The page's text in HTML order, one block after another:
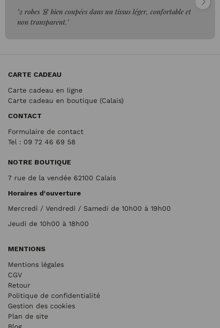
"2 robes 👗 bien coupées dans un tissus léger, confortable et
non transparent."
CARTE CADEAU
Carte cadeau en ligne
Carte cadeau en boutique (Calais)
CONTACT
Formulaire de contact
Tel : 09 72 46 69 58
NOTRE BOUTIQUE
7 rue de la vendée 62100 Calais
Horaires d'ouverture
Mercredi / Vendredi / Samedi de 10h00 à 19h00
Jeudi de 10h00 à 18h00
MENTIONS
Mentions légales
CGV
Retour
Politique de confidentialité
Gestion des cookies
Plan de site